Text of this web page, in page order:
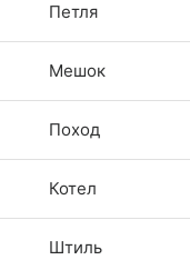
Петля
Мешок
Поход
Котел
Штиль